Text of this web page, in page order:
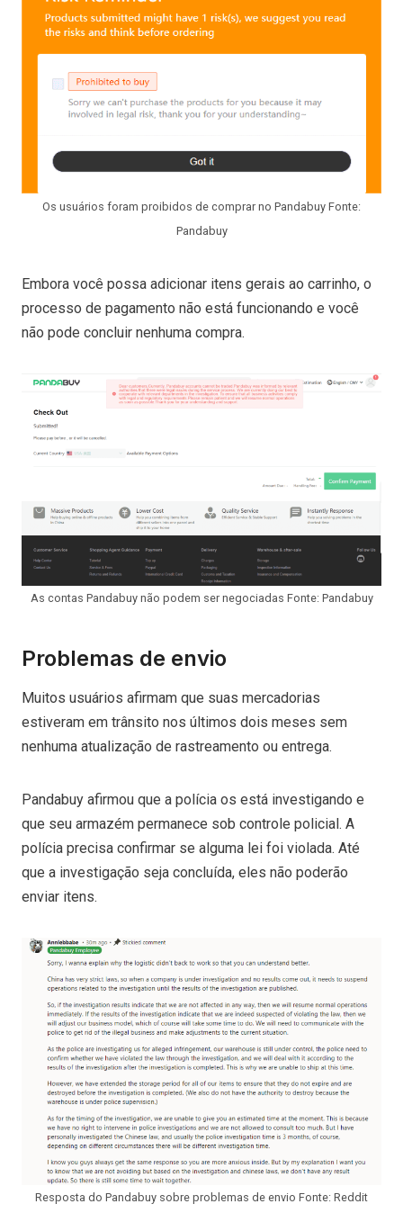
Os usuários foram proibidos de comprar no Pandabuy Fonte:
Pandabuy
Embora você possa adicionar itens gerais ao carrinho, o
processo de pagamento não está funcionando e você
não pode concluir nenhuma compra.
As contas Pandabuy não podem ser negociadas Fonte: Pandabuy
Problemas de envio
Muitos usuários afirmam que suas mercadorias
estiveram em trânsito nos últimos dois meses sem
nenhuma atualização de rastreamento ou entrega.
Pandabuy afirmou que a polícia os está investigando e
que seu armazém permanece sob controle policial. A
polícia precisa confirmar se alguma lei foi violada. Até
que a investigação seja concluída, eles não poderão
enviar itens.
Resposta do Pandabuy sobre problemas de envio Fonte: Reddit